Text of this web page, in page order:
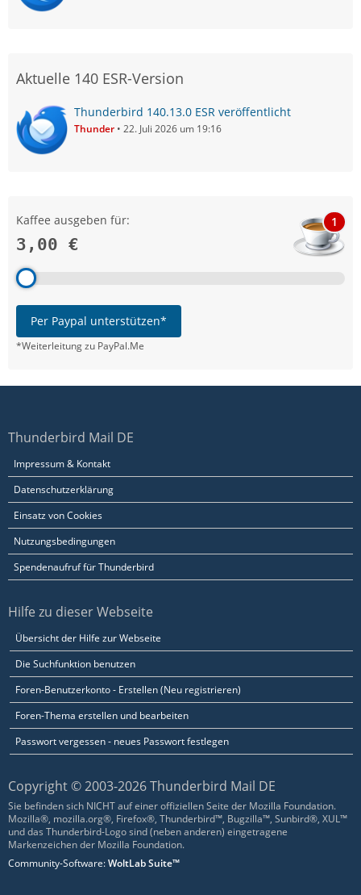
Aktuelle 140 ESR-Version
Thunderbird 140.13.0 ESR veröffentlicht
Thunder 22. Juli 2026 um 19:16
Kaffee ausgeben für:
3,00 €
1
Per Paypal unterstützen*
*Weiterleitung zu PayPal.Me
Thunderbird Mail DE
Impressum & Kontakt
Datenschutzerklärung
Einsatz von Cookies
Nutzungsbedingungen
Spendenaufruf für Thunderbird
Hilfe zu dieser Webseite
Übersicht der Hilfe zur Webseite
Die Suchfunktion benutzen
Foren-Benutzerkonto - Erstellen (Neu registrieren)
Foren-Thema erstellen und bearbeiten
Passwort vergessen - neues Passwort festlegen
Copyright © 2003-2026 Thunderbird Mail DE
Sie befinden sich NICHT auf einer offiziellen Seite der Mozilla Foundation.
Mozilla®, mozilla.org®, Firefox®, Thunderbird™, Bugzilla™, Sunbird®, XUL™
und das Thunderbird-Logo sind (neben anderen) eingetragene
Markenzeichen der Mozilla Foundation.
Community-Software:WoltLab Suite™